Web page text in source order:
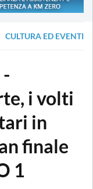
CULTURA ED EVENTI
i volti
in
finale
1